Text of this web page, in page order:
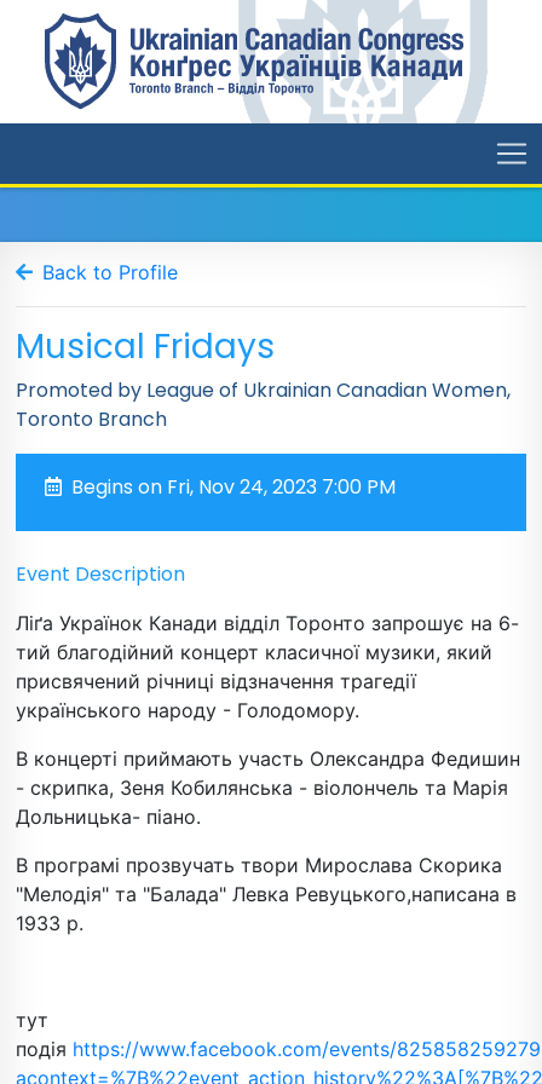
Back to Profile
Musical Fridays
Promoted by League of Ukrainian Canadian Women,
Toronto Branch
Begins on Fri, Nov 24, 2023 7:00 PM
Event Description
Ліґа Українок Канади відділ Торонто запрошує на 6-
тий благодійний концерт класичної музики, який
присвячений річниці відзначення трагедії
українського народу - Голодомору.
В концерті приймають участь Олександра Федишин
- скрипка, Зеня Кобилянська - віолончель та Марія
Дольницька- піано.
В програмі прозвучать твори Мирослава Скорика
"Мелодія" та "Балада" Левка Ревуцького,написана в
1933 р.
тут
подія https://www.facebook.com/events/